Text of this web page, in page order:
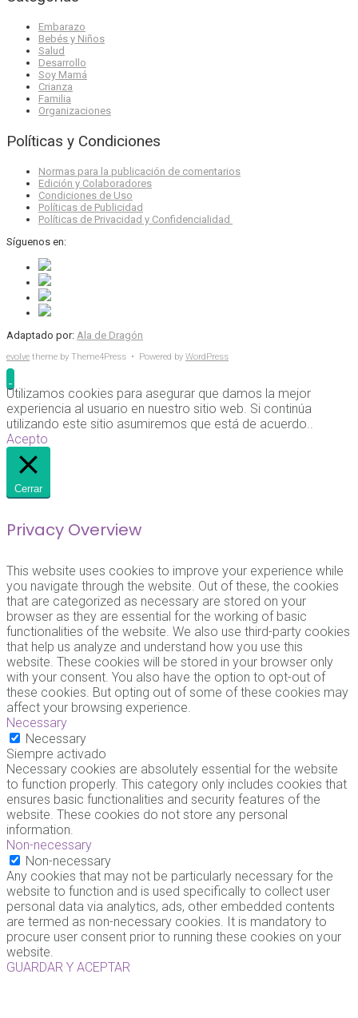
Embarazo
Bebés y Niños
Salud
Desarrollo
Soy Mamá
Crianza
Familia
Organizaciones
Políticas y Condiciones
Normas para la publicación de comentarios
Edición y Colaboradores
Condiciones de Uso
Políticas de Publicidad
Políticas de Privacidad y Confidencialidad
Síguenos en:
Adaptado por: Ala de Dragón
evolve theme by Theme4Press • Powered by WordPress
Utilizamos cookies para asegurar que damos la mejor
experiencia al usuario en nuestro sitio web. Si continúa
utilizando este sitio asumiremos que está de acuerdo..
Acepto
Cerrar
Privacy Overview
This website uses cookies to improve your experience while
you navigate through the website. Out of these, the cookies
that are categorized as necessary are stored on your
browser as they are essential for the working of basic
functionalities of the website. We also use third-party cookies
that help us analyze and understand how you use this
website. These cookies will be stored in your browser only
with your consent. You also have the option to opt-out of
these cookies. But opting out of some of these cookies may
affect your browsing experience.
Necessary
Necessary
Siempre activado
Necessary cookies are absolutely essential for the website
to function properly. This category only includes cookies that
ensures basic functionalities and security features of the
website. These cookies do not store any personal
information.
Non-necessary
Non-necessary
Any cookies that may not be particularly necessary for the
website to function and is used specifically to collect user
personal data via analytics, ads, other embedded contents
are termed as non-necessary cookies. It is mandatory to
procure user consent prior to running these cookies on your
website.
GUARDAR Y ACEPTAR